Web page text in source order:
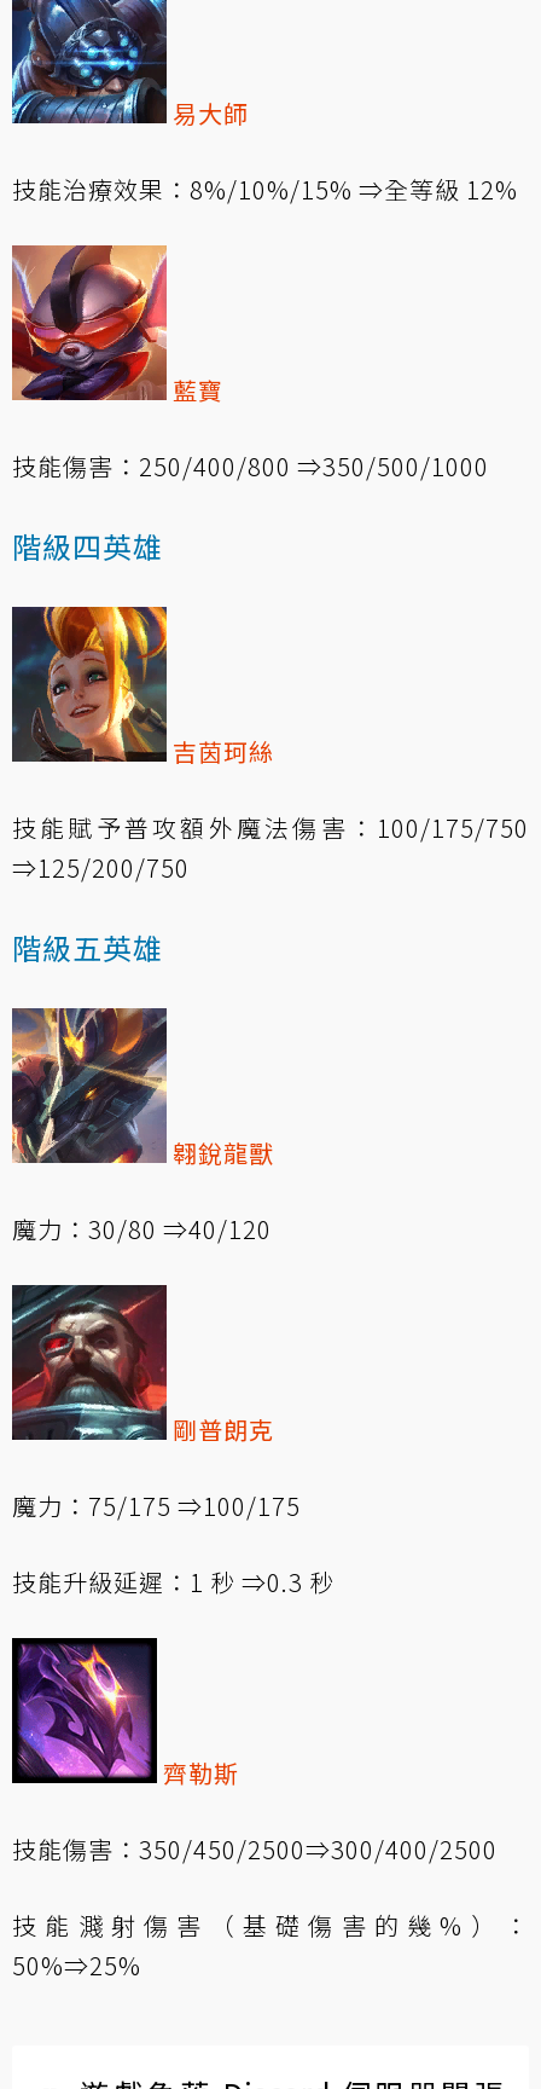
易大師
技能治療效果：8%/10%/15% ⇒全等級 12%
藍寶
技能傷害：250/400/800 ⇒350/500/1000
階級四英雄
吉茵珂絲
技能賦予普攻額外魔法傷害：100/175/750
⇒125/200/750
階級五英雄
翱銳龍獸
魔力：30/80 ⇒40/120
剛普朗克
魔力：75/175 ⇒100/175
技能升級延遲：1 秒 ⇒0.3 秒
齊勒斯
技能傷害：350/450/2500⇒300/400/2500
技能濺射傷害（基礎傷害的幾%）：
50%⇒25%